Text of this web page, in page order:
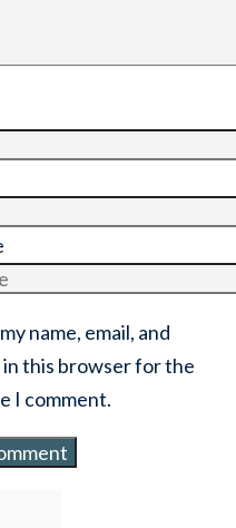
name, email, and
this browser for the
I comment.